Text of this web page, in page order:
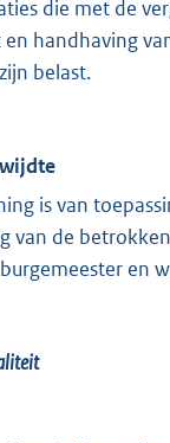
die met de
en handhaving
belast.
is van
van de
en